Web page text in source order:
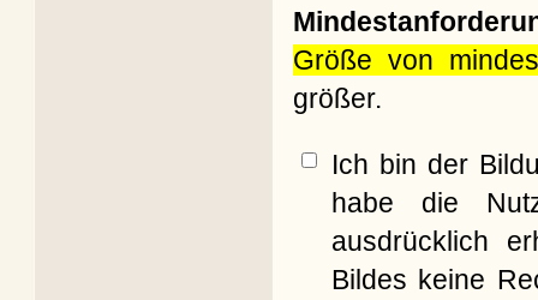
Größe von
größer.
Ich bin der
habe die
ausdrücklich
Bildes keine